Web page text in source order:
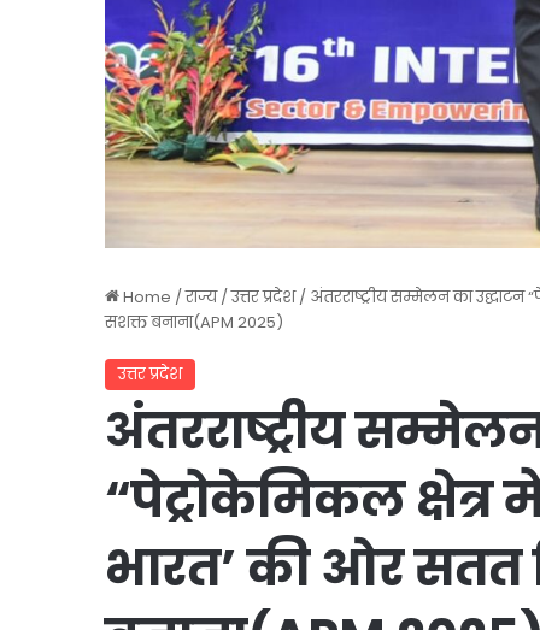
Home / राज्य / उत्तर प्रदेश / अंतरराष्ट्रीय सम्मेलन का उद्घाटन
सशक्त बनाना(APM 2025)
उत्तर प्रदेश
अंतरराष्ट्रीय
“पेट्रोकेमिकल क्षेत्र
भारत’ की ओर